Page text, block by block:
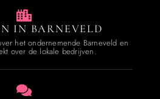
IN BARNEVELD
het ondernemende Barneveld en
over de lokale bedrijven.